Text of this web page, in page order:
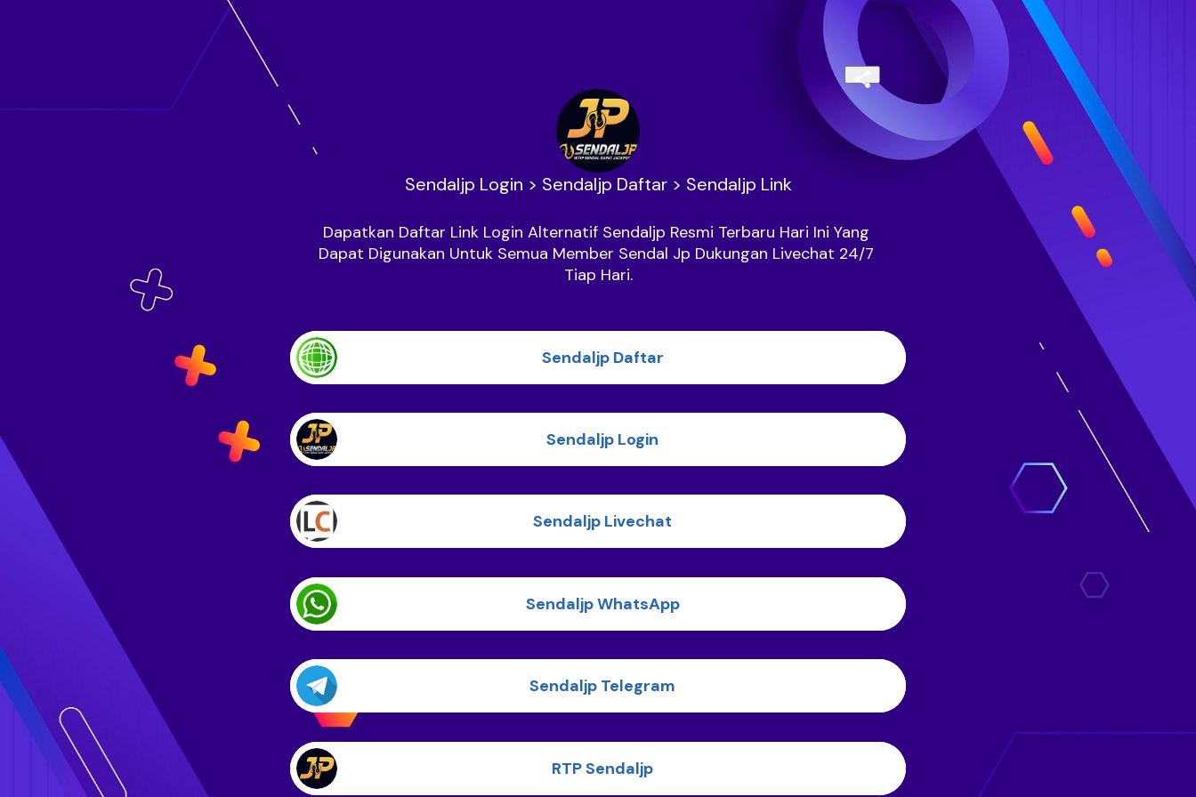
Sendaljp Login > Sendaljp Daftar > Sendaljp Link
Dapatkan Daftar Link Login Alternatif Sendaljp Resmi Terbaru Hari Ini Yang
Dapat Digunakan Untuk Semua Member Sendal Jp Dukungan Livechat 24/7
Tiap Hari.
Sendaljp Daftar
Sendaljp Login
Sendaljp Livechat
Sendaljp WhatsApp
Sendaljp Telegram
RTP Sendaljp